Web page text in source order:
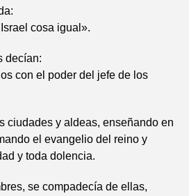
cosa igual».
decían:
con el poder del jefe de los
ciudades y aldeas, enseñando en
el evangelio del reino y
y toda dolencia.
se compadecía de ellas,